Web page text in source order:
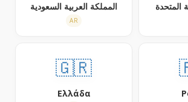
المملكة العربية السعودية
AR
المتحدة
🇬🇷
Ελλάδα